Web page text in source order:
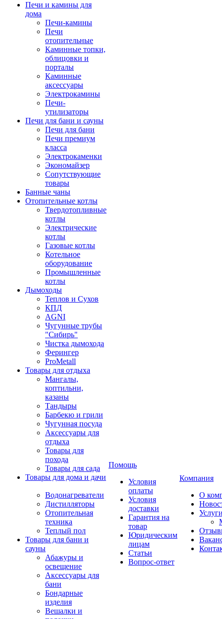
Печи и камины для
дома
Печи-камины
Печи
отопительные
Каминные топки,
облицовки и
порталы
Каминные
аксессуары
Электрокамины
Печи-
утилизаторы
Печи для бани и сауны
Печи для бани
Печи премиум
класса
Электрокаменки
Экономайзер
Сопутствующие
товары
Банные чаны
Отопительные котлы
Твердотопливные
котлы
Электрические
котлы
Газовые котлы
Котельное
оборудование
Промышленные
котлы
Дымоходы
Теплов и Сухов
КПД
AGNI
Чугунные трубы
"Сибирь"
Чистка дымохода
Ферингер
ProMetall
Товары для отдыха
Мангалы,
коптильни,
казаны
Тандыры
Барбекю и грили
Чугунная посуда
Аксессуары для
отдыха
Товары для
похода
Товары для сада
Товары для дома и дачи
Водонагреватели
Дистилляторы
Отопительная
техника
Теплый пол
Товары для бани и
сауны
Абажуры и
освещение
Аксессуары для
бани
Бондарные
изделия
Вешалки и
Помощь
Условия
оплаты
Условия
доставки
Гарантия на
товар
Юридическим
лицам
Статьи
Вопрос-ответ
Компания
О